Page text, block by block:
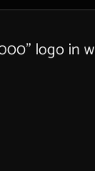
logo in